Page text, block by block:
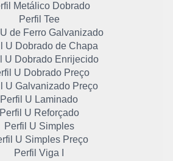
Metálico Dobrado
Perfil Tee
de Ferro Galvanizado
U Dobrado de Chapa
U Dobrado Enrijecido
U Dobrado Preço
U Galvanizado Preço
Perfil U Laminado
Perfil U Reforçado
Perfil U Simples
U Simples Preço
Perfil Viga I